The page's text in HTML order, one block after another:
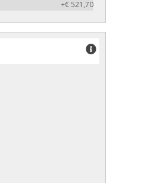
+€ 521,70